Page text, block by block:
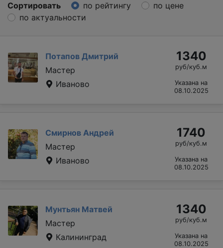
Сортировать по рейтингу
по цене
по актуальности
Потапов Дмитрий
Мастер
Иваново
1340
руб/куб.м
Указана на
08.10.2025
Смирнов Андрей
Мастер
Иваново
1740
руб/куб.м
Указана на
08.10.2025
Мунтьян Матвей
Мастер
Калининград
1340
руб/куб.м
Указана на
08.10.2025